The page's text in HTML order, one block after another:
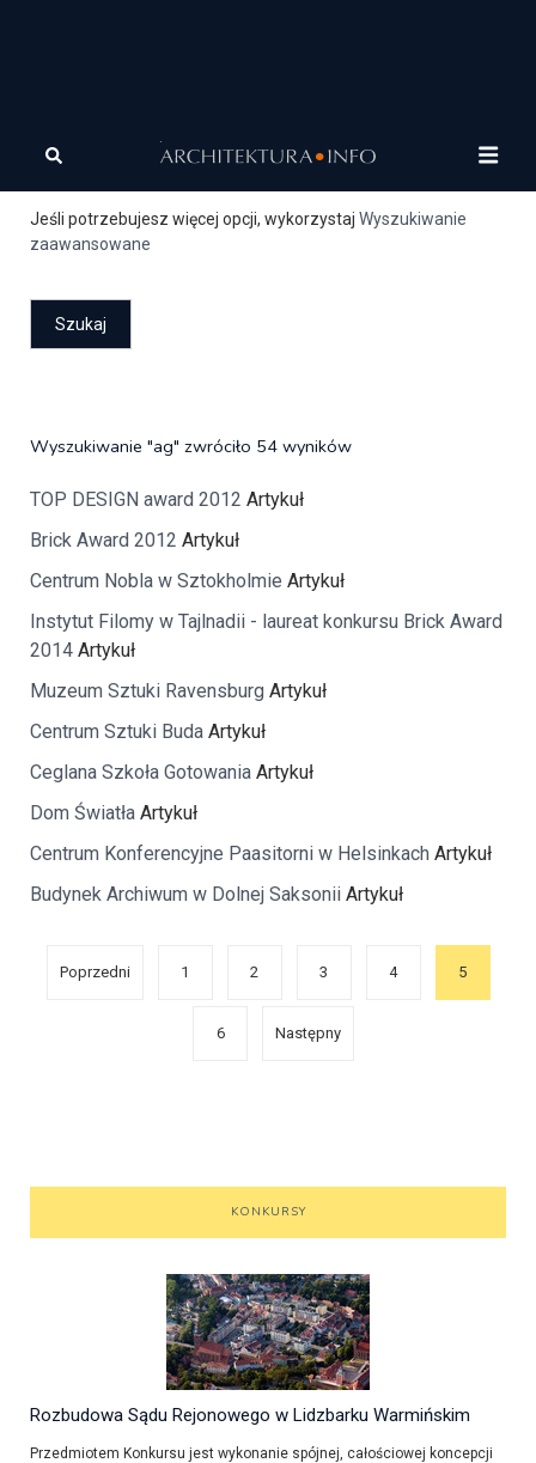
Jeśli potrzebujesz więcej opcji, wykorzystaj Wyszukiwanie
zaawansowane
Wyszukiwanie "ag" zwróciło 54 wyników
TOP DESIGN award 2012 Artykuł
Brick Award 2012 Artykuł
Centrum Nobla w Sztokholmie Artykuł
Instytut Filomy w Tajlnadii - laureat konkursu Brick Award
2014 Artykuł
Muzeum Sztuki Ravensburg Artykuł
Centrum Sztuki Buda Artykuł
Ceglana Szkoła Gotowania Artykuł
Dom Światła Artykuł
Centrum Konferencyjne Paasitorni w Helsinkach Artykuł
Budynek Archiwum w Dolnej Saksonii Artykuł
Poprzedni 1 2 3 4 5
6 Następny
KONKURSY
Rozbudowa Sądu Rejonowego w Lidzbarku Warmińskim
Przedmiotem Konkursu jest wykonanie spójnej, całościowej koncepcji